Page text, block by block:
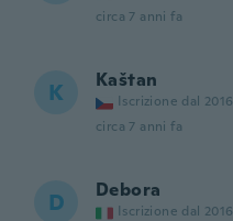
circa 7 anni fa
K Kaštan
Iscrizione dal 2016
circa 7 anni fa
D Debora
Iscrizione dal 2016